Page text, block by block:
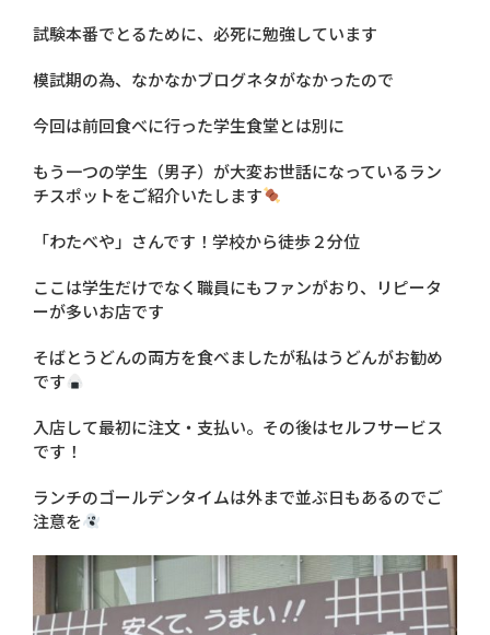
試験本番でとるために、必死に勉強しています
模試期の為、なかなかブログネタがなかったので
今回は前回食べに行った学生食堂とは別に
もう一つの学生（男子）が大変お世話になっているラン
チスポットをご紹介いたします
「わたべや」さんです！学校から徒歩２分位
ここは学生だけでなく職員にもファンがおり、リピータ
ーが多いお店です
そばとうどんの両方を食べましたが私はうどんがお勧め
です
入店して最初に注文・支払い。その後はセルフサービス
です！
ランチのゴールデンタイムは外まで並ぶ日もあるのでご
注意を